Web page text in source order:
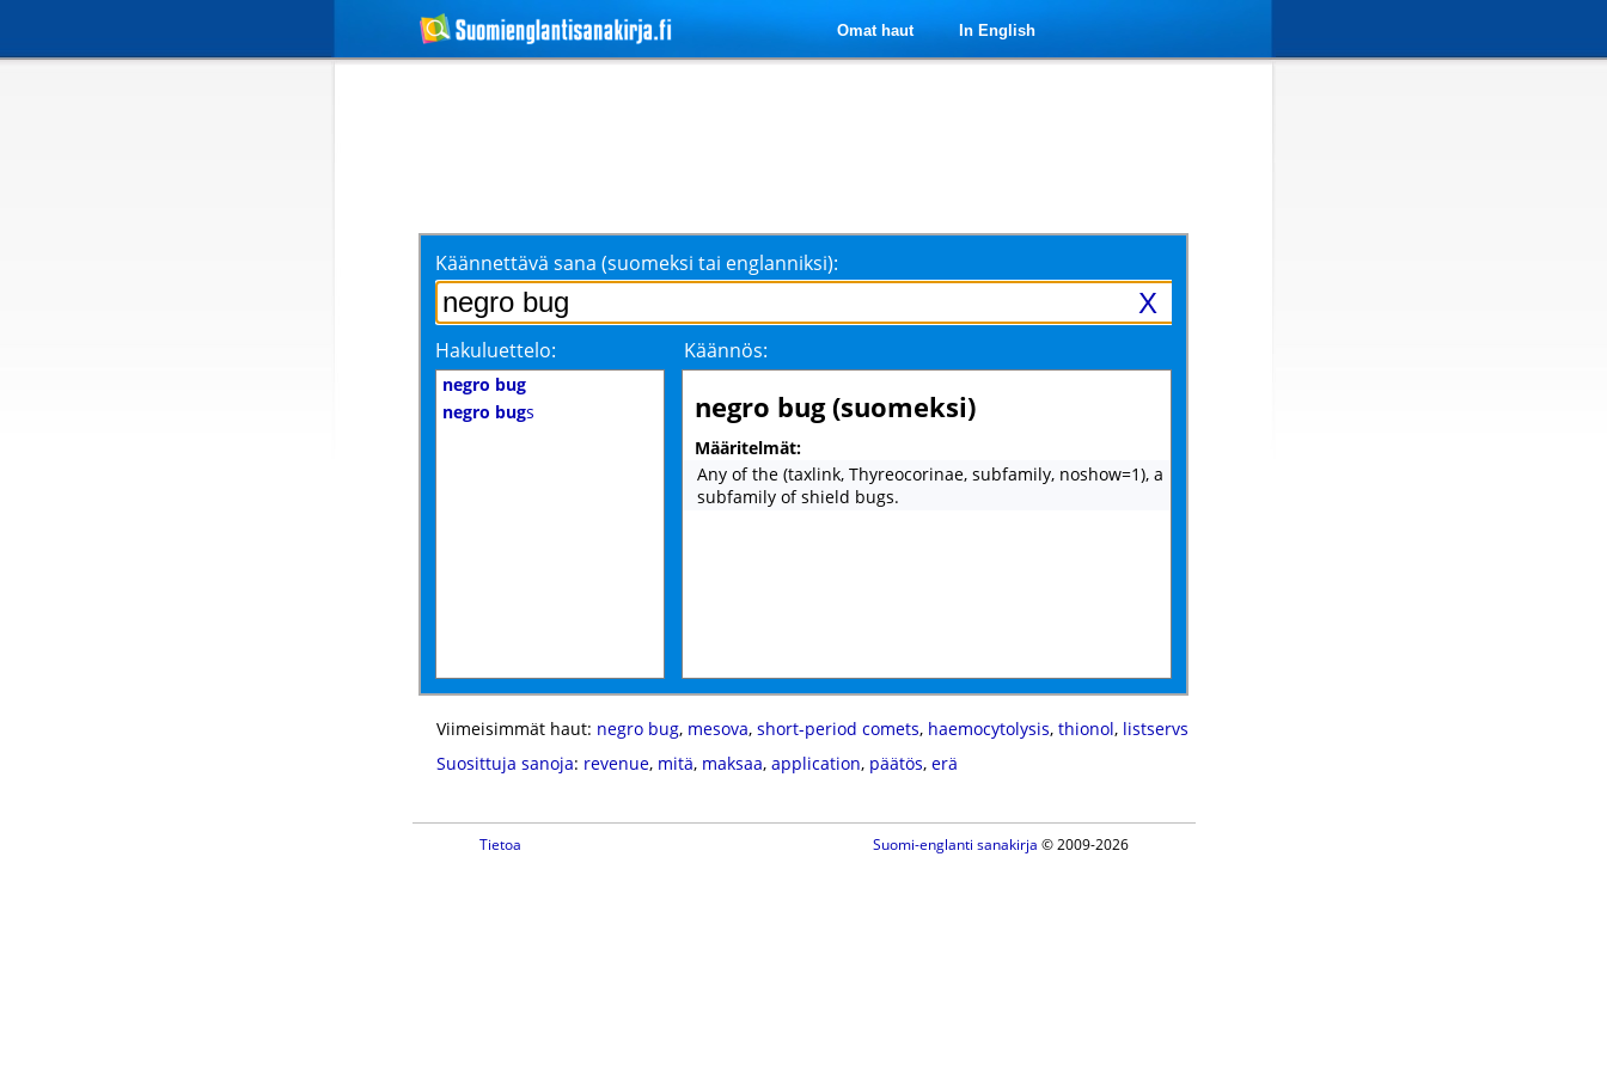
Omat haut In English
Käännettävä sana (suomeksi tai englanniksi):
X
Hakuluettelo: Käännös:
negro bug
negro bugs negro bug (suomeksi)
Määritelmät:
Any of the (taxlink, Thyreocorinae, subfamily, noshow=1), a
subfamily of shield bugs.
Viimeisimmät haut: negro bug, mesova, short-period comets, haemocytolysis, thionol, listservs
Suosittuja sanoja: revenue, mitä, maksaa, application, päätös, erä
Tietoa Suomi-englanti sanakirja © 2009-2026